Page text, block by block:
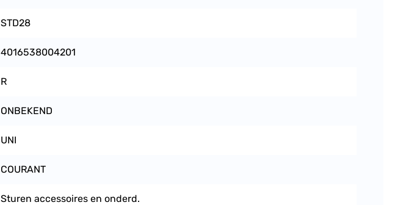
STD28
4016538004201
R
ONBEKEND
UNI
COURANT
Sturen accessoires en onderd.